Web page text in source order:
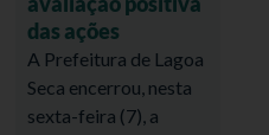
das ações
A Prefeitura de Lagoa
Seca encerrou, nesta
sexta-feira (7), a